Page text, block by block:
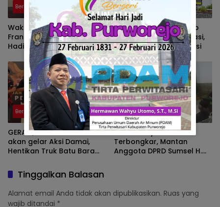
Berita
Wakil Walikota Prabumulih,
Frangky Nasril, S.Kom., M.M.,
Hadiri Talk Show, Bertanjuk
Antartika dan Masa Depan
Bumi di SMAN 2 Prabumulih
Berita
Pusat Grosir Solo Tutup
Imbas Masalah Investasi,
Walikota Solo Beri Solusi
Berita
GERAM, Pemuda Pancasila
akan gelar Aksi Damai,
Hentikan Truk Batu Bara
Berita
Kedok Proyek Fiktif
Terbongkar, Mantan
Anggota DPRD Sumsel H.
Tinggalkan Balasan
Alamat email Anda tidak akan dipublikasikan. Ruas yang
wajib ditandai *